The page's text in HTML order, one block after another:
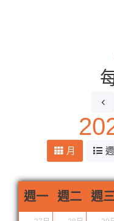
月 週
週一 週二 週